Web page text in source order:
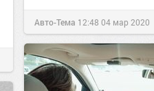
Авто-Тема 12:48 04 мар 2020